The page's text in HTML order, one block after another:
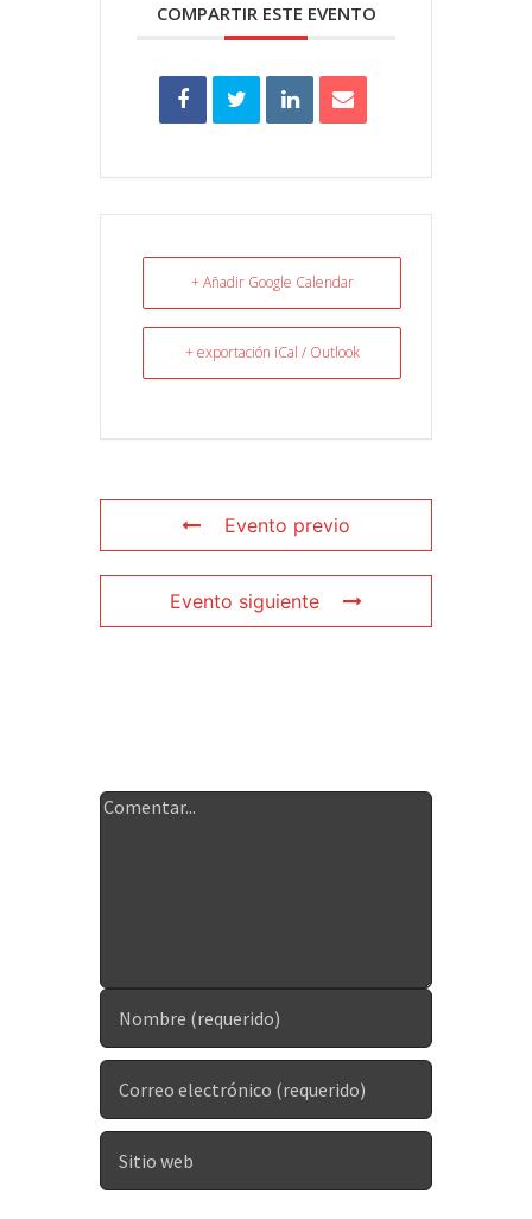
COMPARTIR ESTE EVENTO
+ Añadir Google Calendar
+ exportación iCal / Outlook
Evento previo
Evento siguiente